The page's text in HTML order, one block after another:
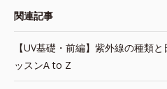
関連記事
【UV基礎・前編】紫外線の種類
ッスンA to Z